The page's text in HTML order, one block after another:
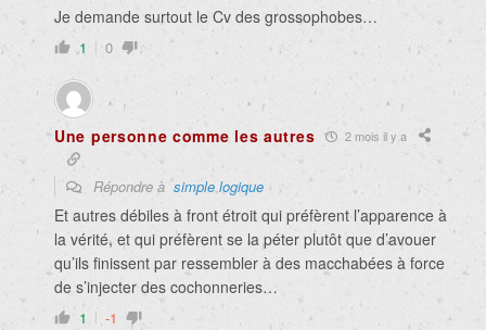
Je demande surtout le Cv des grossophobes…
1 0
Une personne comme les autres 2 mois il y a
Répondre àsimple logique
Et autres débiles à front étroit qui préfèrent l’apparence à
la vérité, et qui préfèrent se la péter plutôt que d’avouer
qu’ils finissent par ressembler à des macchabées à force
de s’injecter des cochonneries…
1 -1